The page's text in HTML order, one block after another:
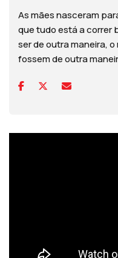
As mães nasceram
que tudo está a correr
ser de outra maneira,
fossem de outra